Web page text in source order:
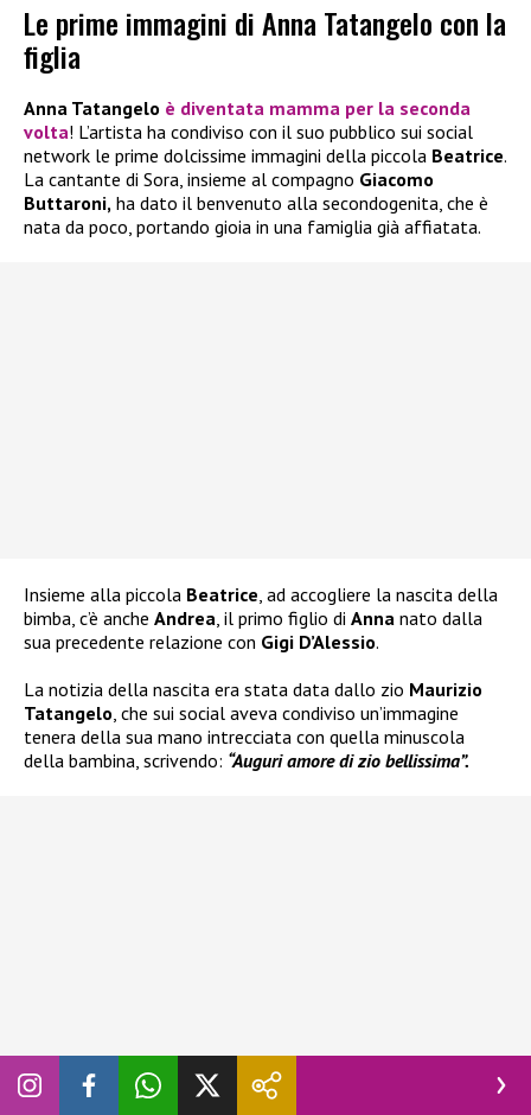
Le prime immagini di Anna Tatangelo con la
figlia
Anna Tatangelo è diventata mamma per la seconda
volta! L’artista ha condiviso con il suo pubblico sui social
network le prime dolcissime immagini della piccola Beatrice.
La cantante di Sora, insieme al compagno Giacomo
Buttaroni, ha dato il benvenuto alla secondogenita, che è
nata da poco, portando gioia in una famiglia già affiatata.
Insieme alla piccola Beatrice, ad accogliere la nascita della
bimba, c’è anche Andrea, il primo figlio di Anna nato dalla
sua precedente relazione con Gigi D’Alessio.
La notizia della nascita era stata data dallo zio Maurizio
Tatangelo, che sui social aveva condiviso un’immagine
tenera della sua mano intrecciata con quella minuscola
della bambina, scrivendo: “Auguri amore di zio bellissima”.